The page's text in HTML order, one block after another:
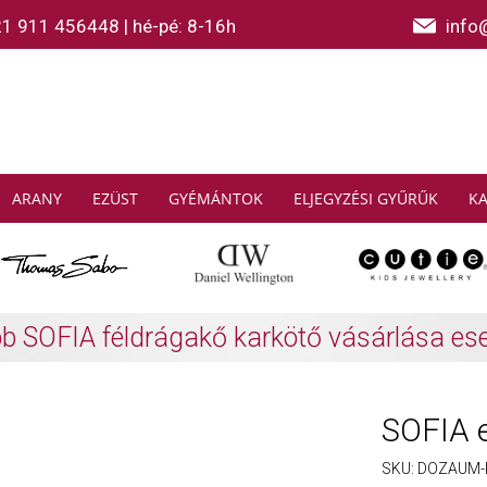
911 456448 | hé-pé: 8-16h
ARANY EZÜST GYÉMÁNTOK ELJEGYZÉSI GYŰRŰK
SABO: Gyűjtsön és spóroljon További
SOFIA
SKU: